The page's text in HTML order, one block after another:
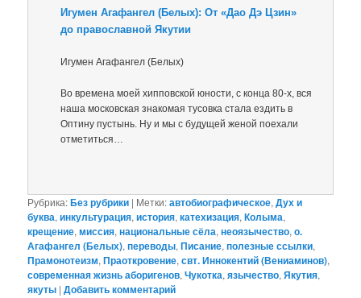
Игумен Агафангел (Белых): От «Дао Дэ Цзин»
до православной Якутии
Игумен Агафангел (Белых)
Во времена моей хипповской юности, с конца 80-х, вся
наша московская знакомая тусовка стала ездить в
Оптину пустынь. Ну и мы с будущей женой поехали
отметиться…
Рубрика:Без рубрики | Метки:автобиографическое,Дух и
буква,инкультурация,история,катехизация,Колыма,
крещение,миссия,национальные сёла,неоязычество,о.
Агафангел (Белых),переводы,Писание,полезные ссылки,
Прамонотеизм,Праоткровение,свт. Иннокентий (Вениаминов),
современная жизнь аборигенов,Чукотка,язычество,Якутия,
якуты |Добавить комментарий